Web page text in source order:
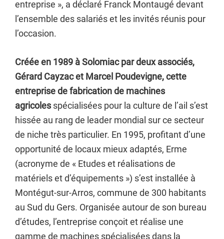
entreprise », a déclaré Franck Montaugé devant
l’ensemble des salariés et les invités réunis pour
l’occasion.
Créée en 1989 à Solomiac par deux associés,
Gérard Cayzac et Marcel Poudevigne, cette
entreprise de fabrication de machines
agricoles spécialisées pour la culture de l’ail s’est
hissée au rang de leader mondial sur ce secteur
de niche très particulier. En 1995, profitant d’une
opportunité de locaux mieux adaptés, Erme
(acronyme de « Etudes et réalisations de
matériels et d’équipements ») s’est installée à
Montégut-sur-Arros, commune de 300 habitants
au Sud du Gers. Organisée autour de son bureau
d’études, l’entreprise conçoit et réalise une
gamme de machines spécialisées dans la